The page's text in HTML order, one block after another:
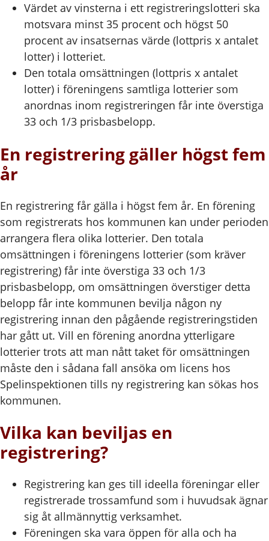
Värdet av vinsterna i ett registreringslotteri ska
motsvara minst 35 procent och högst 50
procent av insatsernas värde (lottpris x antalet
lotter) i lotteriet.
Den totala omsättningen (lottpris x antalet
lotter) i föreningens samtliga lotterier som
anordnas inom registreringen får inte överstiga
33 och 1/3 prisbasbelopp.
En registrering gäller högst fem
år
En registrering får gälla i högst fem år. En förening
som registrerats hos kommunen kan under perioden
arrangera flera olika lotterier. Den totala
omsättningen i föreningens lotterier (som kräver
registrering) får inte överstiga 33 och 1/3
prisbasbelopp, om omsättningen överstiger detta
belopp får inte kommunen bevilja någon ny
registrering innan den pågående registreringstiden
har gått ut. Vill en förening anordna ytterligare
lotterier trots att man nått taket för omsättningen
måste den i sådana fall ansöka om licens hos
Spelinspektionen tills ny registrering kan sökas hos
kommunen.
Vilka kan beviljas en
registrering?
Registrering kan ges till ideella föreningar eller
registrerade trossamfund som i huvudsak ägnar
sig åt allmännyttig verksamhet.
Föreningen ska vara öppen för alla och ha